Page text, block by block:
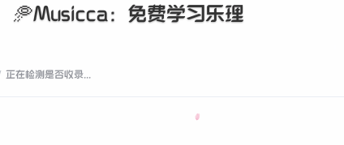
🥏Musicca：免费学习乐理
正在检测是否收录...